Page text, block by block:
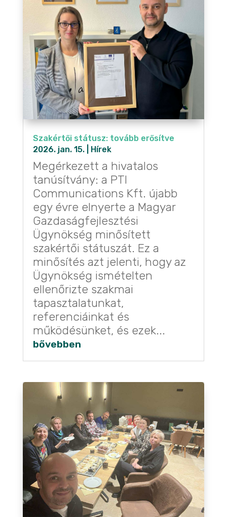
Szakértői státusz: tovább erősítve
2026. jan. 15.| Hírek
Megérkezett a hivatalos
tanúsítvány: a PTI
Communications Kft. újabb
egy évre elnyerte a Magyar
Gazdaságfejlesztési
Ügynökség minősített
szakértői státuszát. Ez a
minősítés azt jelenti, hogy az
Ügynökség ismételten
ellenőrizte szakmai
tapasztalatunkat,
referenciáinkat és
működésünket, és ezek...
bővebben